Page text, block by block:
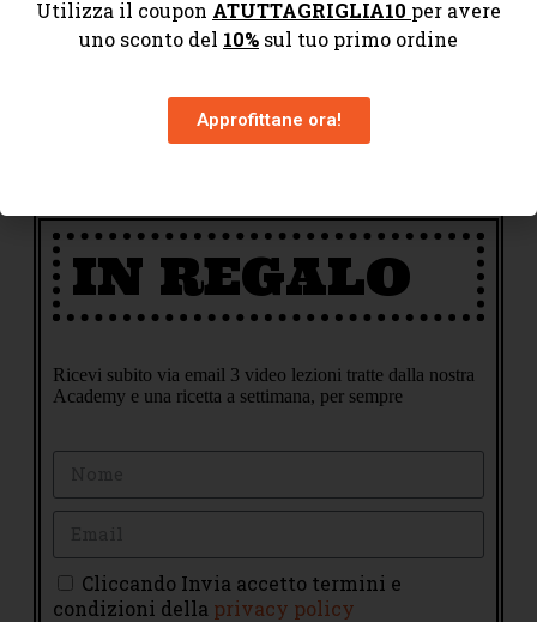
Approfittane ora!
IN REGALO
Ricevi subito via email 3 video lezioni tratte dalla nostra
Academy e una ricetta a settimana, per sempre
Cliccando Invia accetto termini e
condizioni della privacy policy
Utilizza il coupon ATUTTAGRIGLIA10 per avere
uno sconto del 10% sul tuo primo ordine
Approfittane ora!